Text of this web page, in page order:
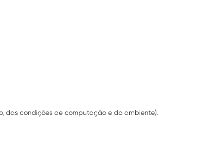
das condições de computação e do ambiente).